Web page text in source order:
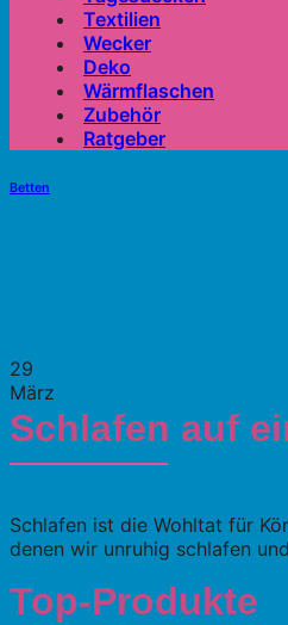
Textilien
Wecker
Deko
Wärmflaschen
Zubehör
Ratgeber
Betten
29
März
Schlafen auf
Schlafen ist die Wohltat für
denen wir unruhig schlafen
Top-Produkte